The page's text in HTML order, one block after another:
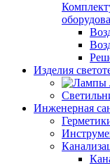
Изделия
Инженерная